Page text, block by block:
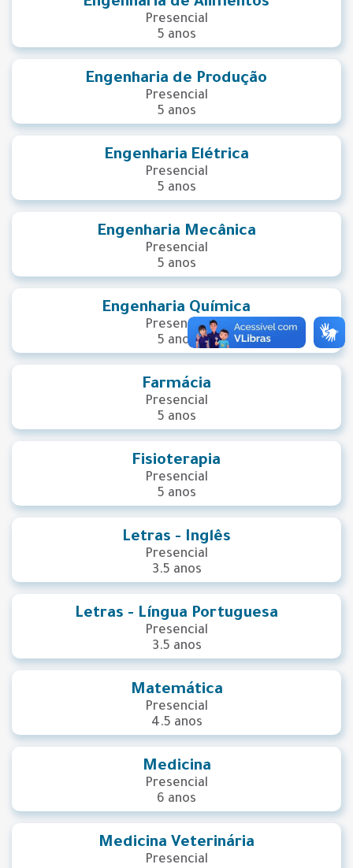
Presencial
5 anos
Engenharia de Produção
Presencial
5 anos
Engenharia Elétrica
Presencial
5 anos
Engenharia Mecânica
Presencial
5 anos
Engenharia Química
Presencial
5 anos
Farmácia
Presencial
5 anos
Fisioterapia
Presencial
5 anos
Letras - Inglês
Presencial
3.5 anos
Letras - Língua Portuguesa
Presencial
3.5 anos
Matemática
Presencial
4.5 anos
Medicina
Presencial
6 anos
Medicina Veterinária
Presencial